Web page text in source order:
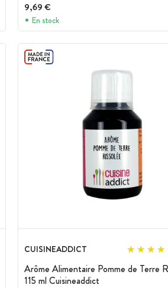
9,69 €
En stock
CUISINEADDICT
Arôme Alimentaire Pomme de Terre
115 ml Cuisineaddict